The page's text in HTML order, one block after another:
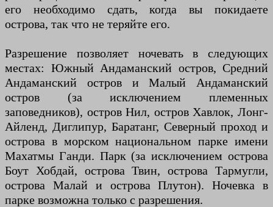
его необходимо сдать, когда вы покидаете
острова, так что не теряйте его.
Разрешение позволяет ночевать в следующих
местах: Южный Андаманский остров, Средний
Андаманский остров и Малый Андаманский
остров (за исключением племенных
заповедников), остров Нил, остров Хавлок, Лонг-
Айленд, Диглипур, Баратанг, Северный проход и
острова в морском национальном парке имени
Махатмы Ганди. Парк (за исключением острова
Боут Хобдай, острова Твин, острова Тармугли,
острова Малай и острова Плутон). Ночевка в
парке возможна только с разрешения.